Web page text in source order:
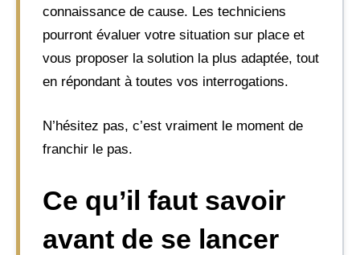
connaissance de cause. Les techniciens
pourront évaluer votre situation sur place et
vous proposer la solution la plus adaptée, tout
en répondant à toutes vos interrogations.
N’hésitez pas, c’est vraiment le moment de
franchir le pas.
Ce qu’il faut savoir
avant de se lancer